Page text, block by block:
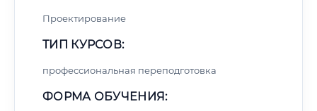
Проектирование
ТИП КУРСОВ:
профессиональная переподготовка
ФОРМА ОБУЧЕНИЯ: